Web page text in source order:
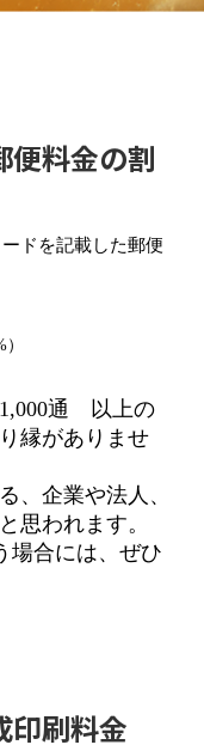
便料金の割
ドを記載した郵便
1,000通 以上の
縁がありませ
、企業や法人、
思われます。
場合には、ぜひ
印刷料金